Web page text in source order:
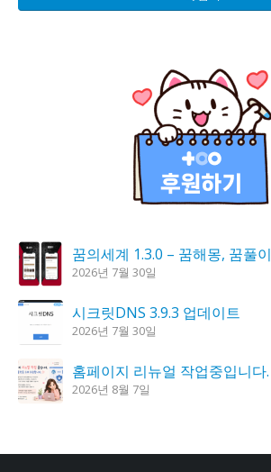
꿈의세계 1.3.0 – 꿈해몽, 꿈풀이
2026년 7월 30일
시크릿DNS 3.9.3 업데이트
2026년 7월 30일
홈페이지 리뉴얼 작업중입니다.
2026년 8월 7일